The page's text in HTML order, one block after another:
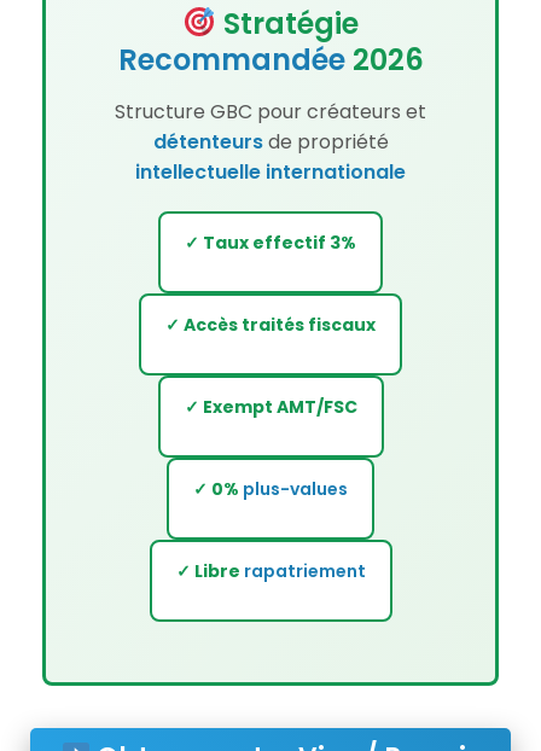
Stratégie
Recommandée2026
Structure GBC pour créateurs et
détenteursde propriété
intellectuelle internationale
✓ Taux effectif 3%
✓ Accès traités fiscaux
✓ Exempt AMT/FSC
✓ 0% plus-values
✓ Libre rapatriement